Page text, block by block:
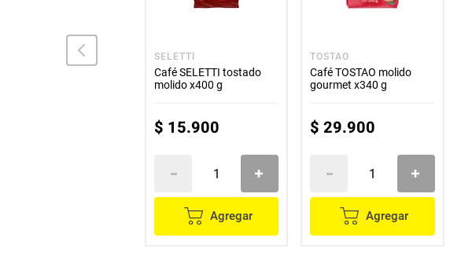
SELETTI
Café SELETTI tostado
molido x400 g
$ 15.900
Agregar
TOSTAO
Café TOSTAO molido
gourmet x340 g
$ 29.900
Agregar